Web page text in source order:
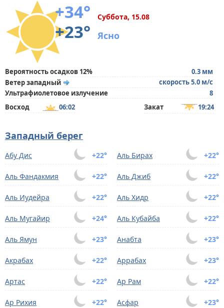
+34°
+23°
Суббота, 15.08
Ясно
Вероятность осадков 12%
0.3 мм
Ветер западный
скорость 5.0 м/с
Ультрафиолетовое излучение
8
Восход
06:02 Закат 19:24
Западный берег
+22°
Абу Дис +22°
Аль Бирах
+22°
Аль Фандакмия +22°
Аль Джиб
+22°
Аль Иудейра +22°
Аль Хидр
+24°
Аль Мугайир +22°
Аль Кубайба
+23°
Аль Ямун +23°
Анабта
+22°
Акрабах +23°
Аррабах
+22°
Артас +22°
Ар Рам
+22°
Ар Рихия +23°
Асфар